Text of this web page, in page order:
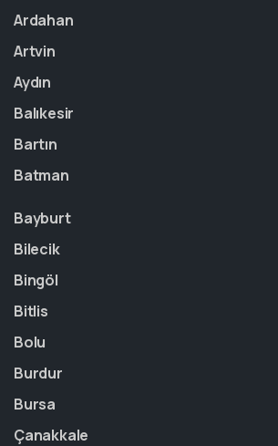
Ardahan
Artvin
Aydın
Balıkesir
Bartın
Batman
Bayburt
Bilecik
Bingöl
Bitlis
Bolu
Burdur
Bursa
Çanakkale